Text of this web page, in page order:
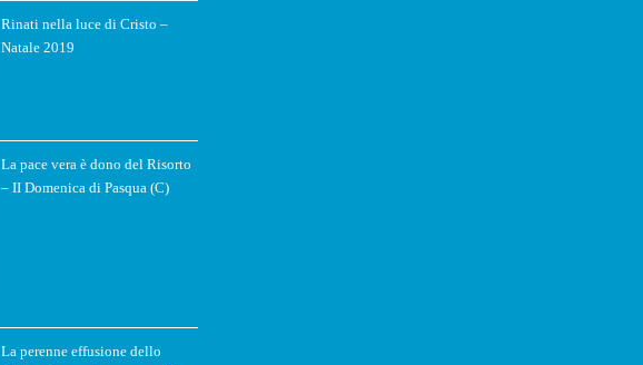
Rinati nella luce di Cristo –
Natale 2019
La pace vera è dono del Risorto
– II Domenica di Pasqua (C)
La perenne effusione dello